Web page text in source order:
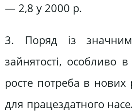
— 2,8 у 2000 р.
3. Поряд із
зайнятості, особливо
росте потреба в нових
для працездатного